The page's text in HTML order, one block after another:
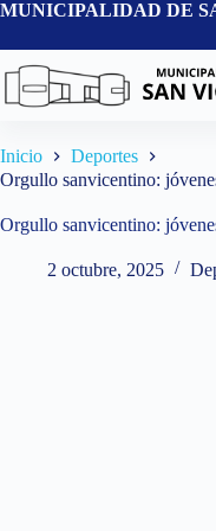
Saltar
contenido
MUNICIPALIDAD DE
Inicio
Deportes
Orgullo sanvicentino:
Orgullo sanvicentino:
2 octubre, 2025